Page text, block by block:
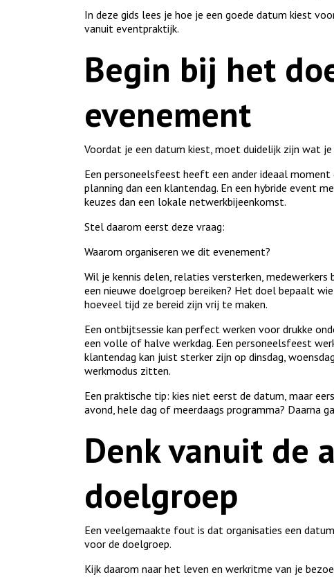
In deze gids lees je hoe je een goede datum kiest
vanuit eventpraktijk.
Begin bij het
evenement
Voordat je een datum kiest, moet duidelijk zijn wat
Een personeelsfeest heeft een ander ideaal moment
planning dan een klantendag. En een hybride event
keuzes dan een lokale netwerkbijeenkomst.
Stel daarom eerst deze vraag:
Waarom organiseren we dit evenement?
Wil je kennis delen, relaties versterken,
een nieuwe doelgroep bereiken? Het doel bepaalt
hoeveel tijd ze bereid zijn vrij te maken.
Een ontbijtsessie kan perfect werken voor drukke
een volle of halve werkdag. Een personeelsfeest
klantendag kan juist sterker zijn op dinsdag,
werkmodus zitten.
Een praktische tip: kies niet eerst de datum, maar
avond, hele dag of meerdaags programma? Daarna
Denk vanuit de
doelgroep
Een veelgemaakte fout is dat organisaties een
voor de doelgroep.
Kijk daarom naar het leven en werkritme van je